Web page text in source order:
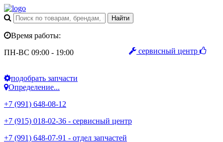
сервисный центр
Время работы:
ПН-ВС 09:00 - 19:00
подобрать запчасти
Определение...
+7 (991) 648-08-12
+7 (915) 018-02-36 - сервисный центр
+7 (991) 648-07-91 - отдел запчастей